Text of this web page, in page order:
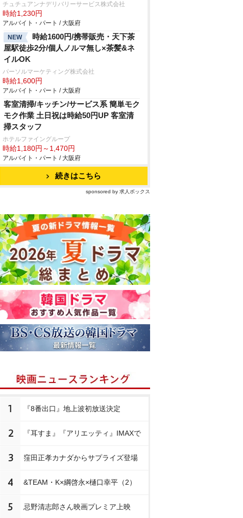
チュチュアンナデリバリーサービス株式会社
時給1,230円
アルバイト・パート / 大阪府
NEW
時給1600円/携帯販売・天下茶
屋駅徒歩2分/個人ノルマ無し×茶髪&ネ
イルOK
パーソルマーケティング株式会社
時給1,600円
アルバイト・パート / 大阪府
客室清掃/キッチン/サービス系 簡単モク
モク作業 土日祝は時給50円UP 客室清
掃スタッフ
ホテルファイングループ
時給1,180円～1,470円
アルバイト・パート / 大阪府
続きはこちら
sponsored by 求人ボックス
1 『8番出口』地上波初放送決定
2 『耳すま』『アリエッティ』IMAXで
3 窪田正孝カナダからサプライズ登場
4 &TEAM・K×綱啓永×樋口幸平（2）
5 忌野清志郎さん映画プレミア上映